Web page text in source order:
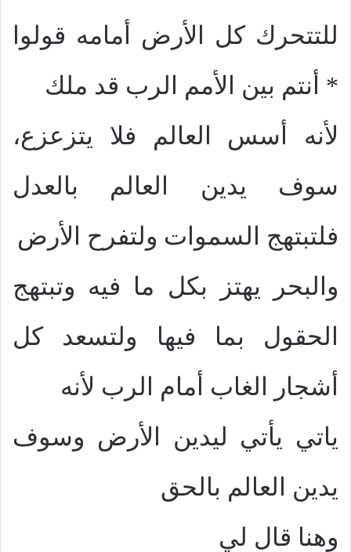
للتتحرك كل الأرض أمامه قولوا
أنتم بين الأمم الرب قد ملك *
لأنه أسس العالم فلا يتزعزع،
سوف يدين العالم بالعدل
فلتبتهج السموات ولتفرح الأرض
والبحر يهتز بكل ما فيه وتبتهج
الحقول بما فيها ولتسعد كل
أشجار الغاب أمام الرب لأنه
ياتي يأتي ليدين الأرض وسوف
يدين العالم بالحق
وهنا قال لي